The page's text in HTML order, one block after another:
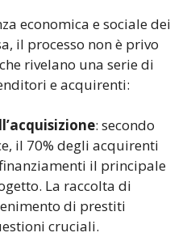
economica e sociale dei
il processo non è privo
rivelano una serie di
e acquirenti:
: secondo
il 70% degli acquirenti
il principale
La raccolta di
di prestiti
cruciali.